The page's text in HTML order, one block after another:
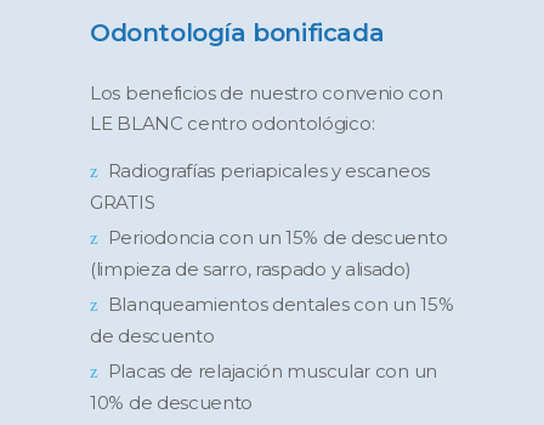
Odontología bonificada
Los beneficios de nuestro convenio con
LE BLANC centro odontológico:
Radiografías periapicales y escaneos
GRATIS
Periodoncia con un 15% de descuento
(limpieza de sarro, raspado y alisado)
Blanqueamientos dentales con un 15%
de descuento
Placas de relajación muscular con un
10% de descuento